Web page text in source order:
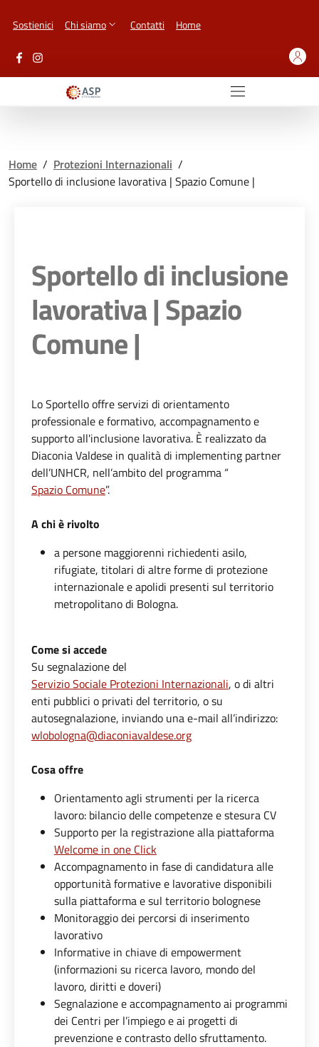
Sostienici Chi siamo Contatti Home
Home / Protezioni Internazionali /
Sportello di inclusione lavorativa | Spazio Comune |
Sportello di inclusione
lavorativa | Spazio
Comune |
Lo Sportello offre servizi di orientamento
professionale e formativo, accompagnamento e
supporto all'inclusione lavorativa. È realizzato da
Diaconia Valdese in qualità di implementing partner
dell’UNHCR, nell’ambito del programma “
Spazio Comune”.
A chi è rivolto
a persone maggiorenni richiedenti asilo,
rifugiate, titolari di altre forme di protezione
internazionale e apolidi presenti sul territorio
metropolitano di Bologna.
Come si accede
Su segnalazione del
Servizio Sociale Protezioni Internazionali, o di altri
enti pubblici o privati del territorio, o su
autosegnalazione, inviando una e-mail all’indirizzo:
wlobologna@diaconiavaldese.org
Cosa offre
Orientamento agli strumenti per la ricerca
lavoro: bilancio delle competenze e stesura CV
Supporto per la registrazione alla piattaforma
Welcome in one Click
Accompagnamento in fase di candidatura alle
opportunità formative e lavorative disponibili
sulla piattaforma e sul territorio bolognese
Monitoraggio dei percorsi di inserimento
lavorativo
Informative in chiave di empowerment
(informazioni su ricerca lavoro, mondo del
lavoro, diritti e doveri)
Segnalazione e accompagnamento ai programmi
dei Centri per l’impiego e ai progetti di
prevenzione e contrasto dello sfruttamento.